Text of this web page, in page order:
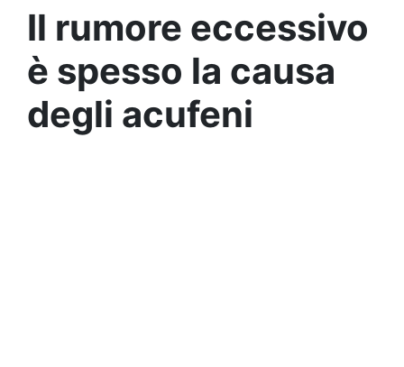
Il rumore eccessivo
è spesso la causa
degli acufeni